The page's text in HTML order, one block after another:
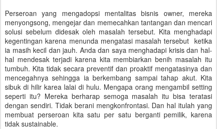
Perseroan yang mengadopsi mentalitas bisnis owner, mereka
menyongsong, mengejar dan memecahkan tantangan dan mencari
solusi sebelum didesak oleh masalah tersebut. Kita menghadapi
kegentingan karena menunda mengatasi masalah tersebut ketika
ia masih kecil dan jauh. Anda dan saya menghadapi krisis dan hal-
hal mendesak terjadi karena kita membiarkan benih masalah itu
tumbuh. Kita tidak secara preventif dan proaktif mengatasinya dan
mencegahnya sehingga ia berkembang sampai tahap akut. Kita
sibuk di hilir karea lalai di hulu. Mengapa orang mengambil setting
seperti itu? Mereka berharap semoga masalah itu bisa teratasi
dengan sendiri. Tidak berani mengkonfrontasi. Dan hal itulah yang
membuat perseroan kita satu per satu berganti pemilik, karena
tidak sustainable.